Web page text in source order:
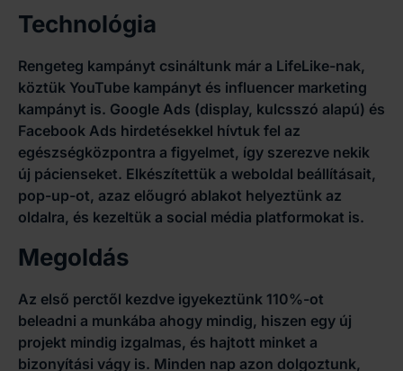
Technológia
Rengeteg kampányt csináltunk már a LifeLike-nak,
köztük YouTube kampányt és influencer marketing
kampányt is. Google Ads (display, kulcsszó alapú) és
Facebook Ads hirdetésekkel hívtuk fel az
egészségközpontra a figyelmet, így szerezve nekik
új pácienseket. Elkészítettük a weboldal beállításait,
pop-up-ot, azaz előugró ablakot helyeztünk az
oldalra, és kezeltük a social média platformokat is.
Megoldás
Az első perctől kezdve igyekeztünk 110%-ot
beleadni a munkába ahogy mindig, hiszen egy új
projekt mindig izgalmas, és hajtott minket a
bizonyítási vágy is. Minden nap azon dolgoztunk,